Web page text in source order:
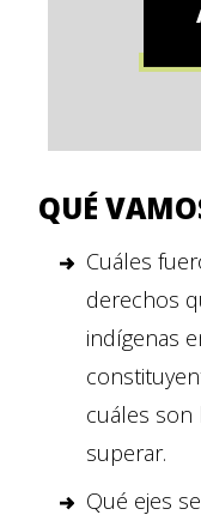
QUÉ
Cuáles
derechos
indígenas
cuáles
superar.
Qué ejes